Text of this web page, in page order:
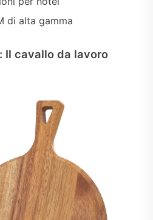
di alta gamma
Il cavallo da lavoro